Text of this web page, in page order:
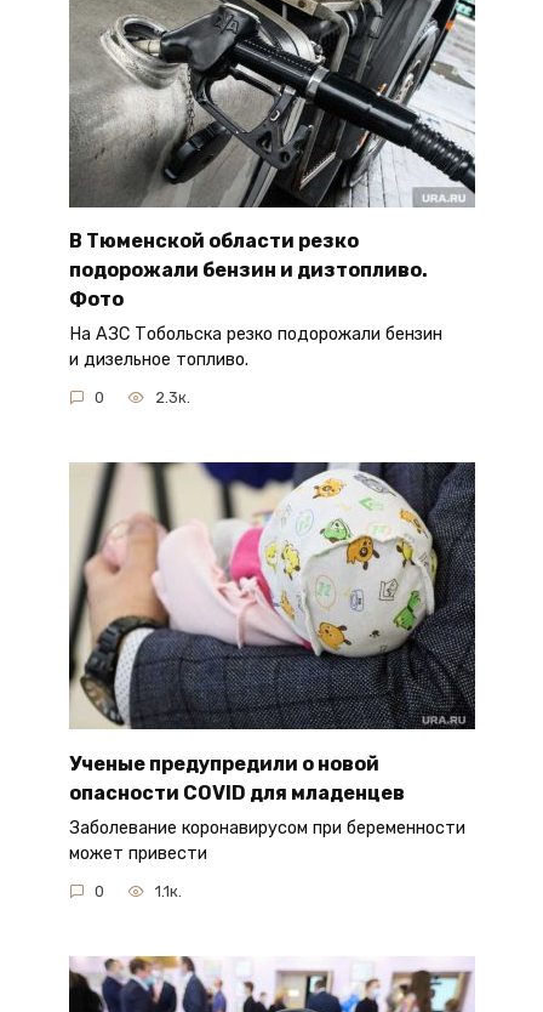
В Тюменской области резко
подорожали бензин и дизтопливо.
Фото
На АЗС Тобольска резко подорожали бензин
и дизельное топливо.
0 2.3к.
Ученые предупредили о новой
опасности COVID для младенцев
Заболевание коронавирусом при беременности
может привести
0 1.1к.